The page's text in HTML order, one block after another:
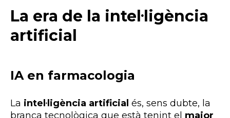
La era de la intel·ligència
artificial
IA en farmacologia
La intel·ligència artificial és, sens dubte, la
branca tecnològica que està tenint el major